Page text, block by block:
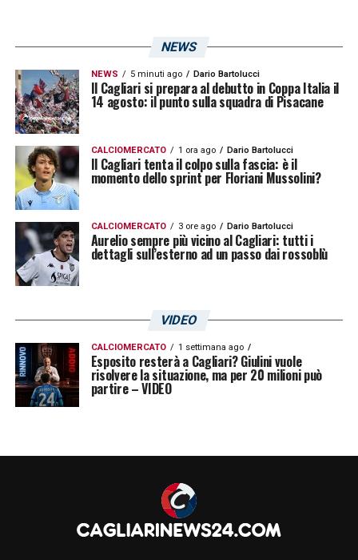
NEWS
NEWS 5 minuti ago Dario Bartolucci
Il Cagliari si prepara al debutto in Coppa Italia il
14 agosto: il punto sulla squadra di Pisacane
CALCIOMERCATO 1 ora ago Dario Bartolucci
Il Cagliari tenta il colpo sulla fascia: è il
momento dello sprint per Floriani Mussolini?
CALCIOMERCATO 3 ore ago Dario Bartolucci
Aurelio sempre più vicino al Cagliari: tutti i
dettagli sull’esterno ad un passo dai rossoblù
VIDEO
CALCIOMERCATO 1 settimana ago
Esposito resterà a Cagliari? Giulini vuole
risolvere la situazione, ma per 20 milioni può
partire – VIDEO